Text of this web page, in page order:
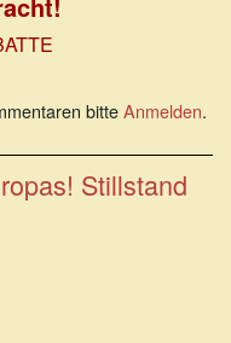
bitteAnmelden.
Stillstand